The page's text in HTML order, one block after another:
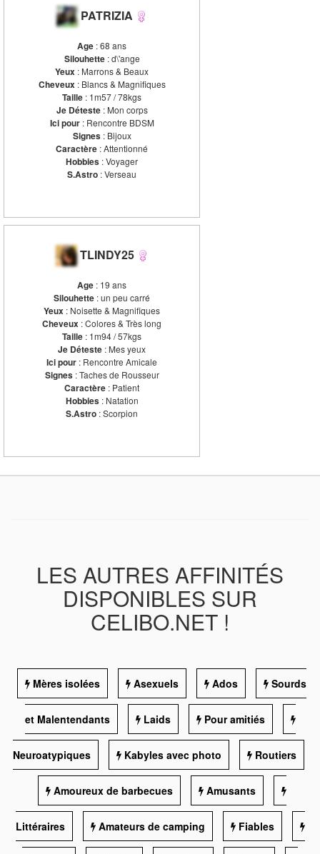
PATRIZIA
Age : 68 ans
Silouhette: d\'ange
Yeux : Marrons & Beaux
Cheveux : Blancs & Magnifiques
Taille : 1m57 / 78kgs
Je Déteste: Mon corps
Ici pour: Rencontre BDSM
Signes: Bijoux
Caractère : Attentionné
Hobbies : Voyager
S.Astro : Verseau
TLINDY25
Age : 19 ans
Silouhette : un peu carré
Yeux : Noisette & Magnifiques
Cheveux : Colores & Très long
Taille : 1m94 / 57kgs
Je Déteste : Mes yeux
Ici pour : Rencontre Amicale
Signes: Taches de Rousseur
Caractère : Patient
Hobbies: Natation
S.Astro : Scorpion
LES AUTRES AFFINITÉS
DISPONIBLES SUR
CELIBO.NET !
Mères isolées Asexuels Ados Sourds
et Malentendants Laids Pour amitiés
Neuroatypiques Kabyles avec photo Routiers
Amoureux de barbecues Amusants
Littéraires Amateurs de camping Fiables